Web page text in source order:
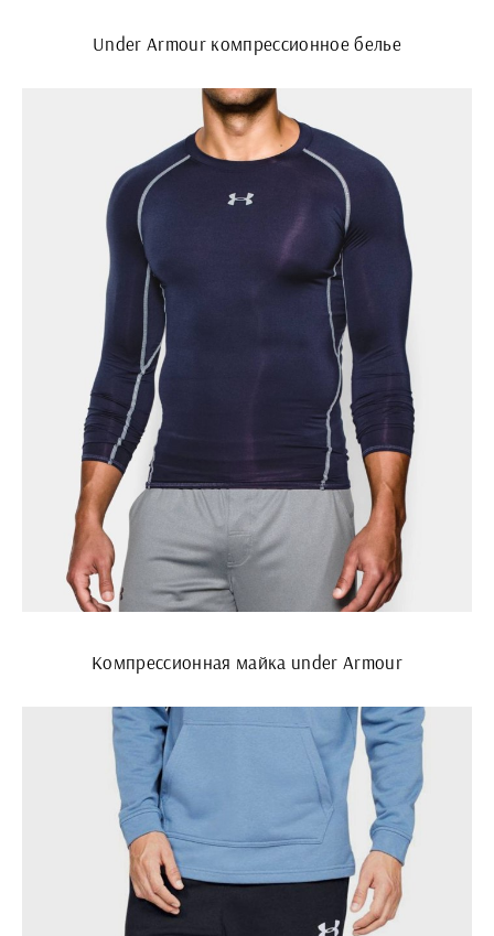
Under Armour компрессионное белье
Компрессионная майка under Armour